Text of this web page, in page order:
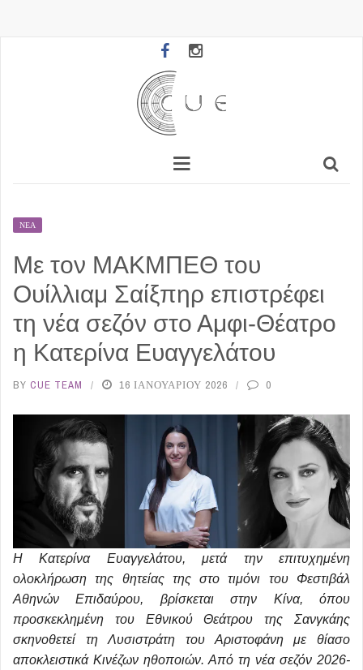
ΝΈΑ
Με τον ΜΑΚΜΠΕΘ του
Ουίλλιαμ Σαίξπηρ επιστρέφει
τη νέα σεζόν στο Αμφι-Θέατρο
η Κατερίνα Ευαγγελάτου
BY CUE TEAM 16 ΙΑΝΟΥΑΡΊΟΥ 2026 0
Η Κατερίνα Ευαγγελάτου, μετά την επιτυχημένη
ολοκλήρωση της θητείας της στο τιμόνι του Φεστιβάλ
Αθηνών Επιδαύρου, βρίσκεται στην Κίνα, όπου
προσκεκλημένη του Εθνικού Θεάτρου της Σανγκάης
σκηνοθετεί τη Λυσιστράτη του Αριστοφάνη με θίασο
αποκλειστικά Κινέζων ηθοποιών. Από τη νέα σεζόν 2026-